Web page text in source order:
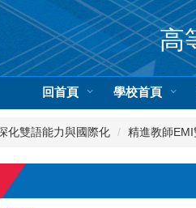
高
回首頁 學校首頁
化雙語能力與國際化 精進教師EMI